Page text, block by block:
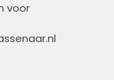
voor